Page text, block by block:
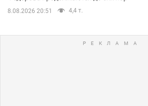
8.08.2026 20:51 4,4 т.